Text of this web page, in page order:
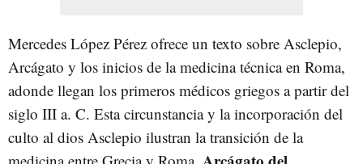
Mercedes López Pérez ofrece un texto sobre Asclepio,
Arcágato y los inicios de la medicina técnica en Roma,
adonde llegan los primeros médicos griegos a partir del
siglo III a. C. Esta circunstancia y la incorporación del
culto al dios Asclepio ilustran la transición de la